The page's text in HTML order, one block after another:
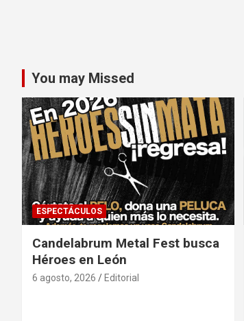
You may Missed
ESPECTÁCULOS
Candelabrum Metal Fest busca
Héroes en León
6 agosto, 2026 Editorial